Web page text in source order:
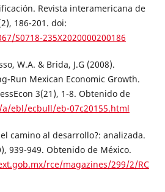
Revista interamericana de
186-201. doi:
S0718-235X2020000200186
W.A. & Brida, J.G (2008).
Run Mexican Economic Growth.
3(21), 1-8. Obtenido de
ebl/ecbull/eb-07c20155.html
camino al desarrollo?: analizada.
939-949. Obtenido de México.
rce/magazines/299/2/RC